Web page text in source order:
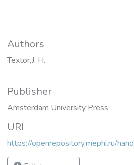
Authors
Textor,J. H.
Publisher
Amsterdam University Press
URI
https://openrepository.mephi.ru/